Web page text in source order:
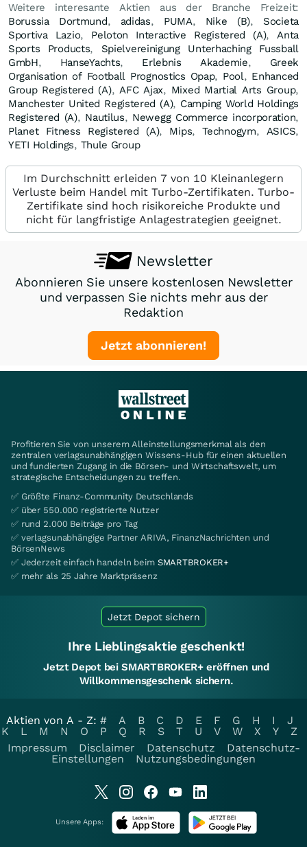
Weitere interesante Aktien aus der Branche Freizeit:
Borussia Dortmund, adidas, PUMA, Nike (B), Societa
Sportiva Lazio, Peloton Interactive Registered (A),Anta
Sports Products, Spielvereinigung Unterhaching Fussball
GmbH, HanseYachts, Erlebnis Akademie, Greek
Organisation of Football Prognostics Opap, Pool, Enhanced
Group Registered (A),AFC Ajax, Mixed Martial Arts Group,
Manchester United Registered (A), Camping World Holdings
Registered (A), Nautilus, Newegg Commerce incorporation,
Planet Fitness Registered (A), Mips,Technogym, ASICS,
YETI Holdings, Thule Group
Im Durchschnitt erleiden 7 von 10 Kleinanlegern
Verluste beim Handel mit Turbo-Zertifikaten. Turbo-
Zertifikate sind hoch risikoreiche Produkte und
nicht für langfristige Anlagestrategien geeignet.
Newsletter
Abonnieren Sie unsere kostenlosen Newsletter
und verpassen Sie nichts mehr aus der
Redaktion
Jetzt abonnieren!
Profitieren Sie von unserem Alleinstellungsmerkmal als den
zentralen verlagsunabhängigen Wissens-Hub für einen aktuellen
und fundierten Zugang in die Börsen- und Wirtschaftswelt, um
strategische Entscheidungen zu treffen.
✅ Größte Finanz-Community Deutschlands
✅ über 550.000 registrierte Nutzer
✅ rund 2.000 Beiträge pro Tag
✅ verlagsunabhängige Partner ARIVA, FinanzNachrichten und
BörsenNews
✅ Jederzeit einfach handeln beim SMARTBROKER+
✅ mehr als 25 Jahre Marktpräsenz
Jetzt Depot sichern
Ihre Lieblingsaktie geschenkt!
Jetzt Depot bei SMARTBROKER+ eröffnen und
Willkommensgeschenk sichern.
Aktien von A - Z: # A B C D E F G H I
J
K
L M N O P Q R S T U V W X Y
Z
Impressum
Disclaimer Datenschutz
Datenschutz-
Einstellungen
Nutzungsbedingungen
Unsere Apps: